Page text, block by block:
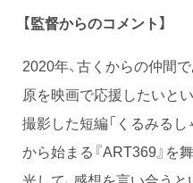
【監督からのコメント】
2020年、古くからの仲間
原を映画で応援したいと
撮影した短編「くるみるし
から始まる『ART369』を